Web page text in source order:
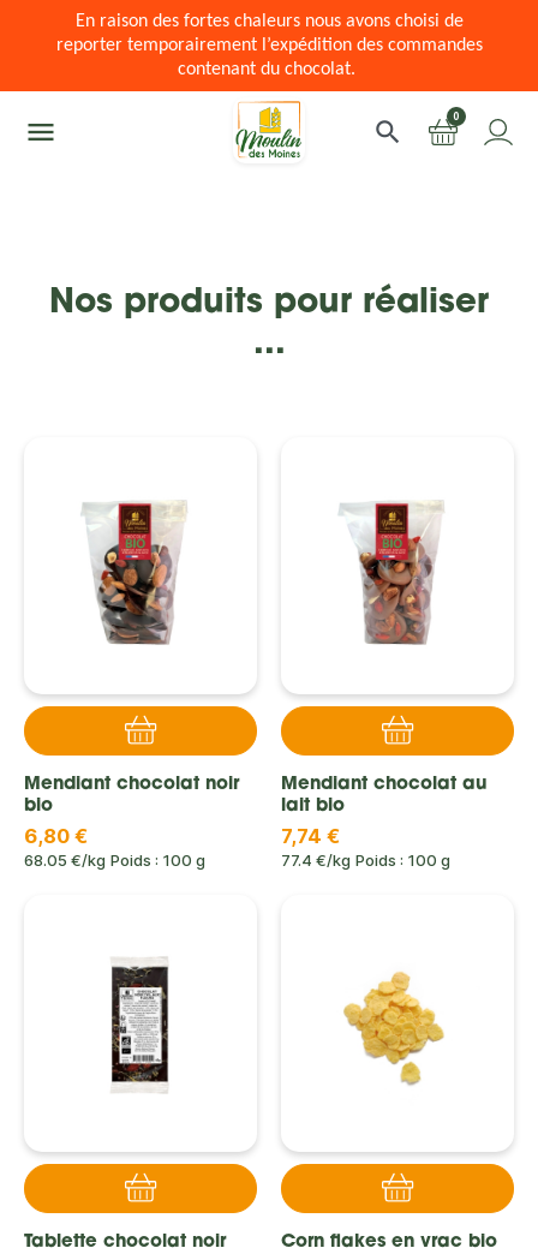
En raison des fortes chaleurs nous avons choisi de
reporter temporairement l’expédition des commandes
contenant du chocolat.
menu search 0
Nos produits pour réaliser
...
Mendiant chocolat noir
bio
6,80 €
68.05 €/kg Poids : 100 g
Mendiant chocolat au
lait bio
7,74 €
77.4 €/kg Poids : 100 g
Tablette chocolat noir
Corn flakes en vrac bio